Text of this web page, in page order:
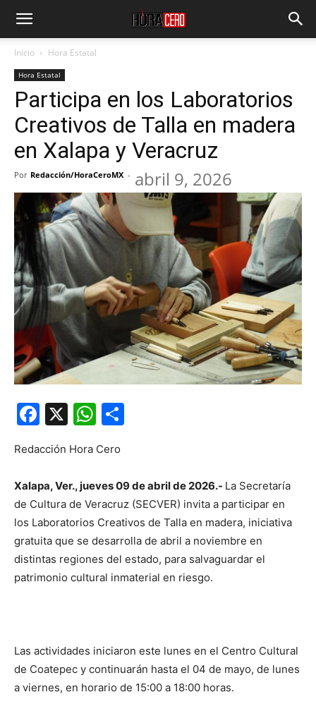
Inicio Hora Estatal
Hora Estatal
Participa en los Laboratorios
Creativos de Talla en madera
en Xalapa y Veracruz
Por Redacción/HoraCeroMX - abril 9, 2026
Facebook
X WhatsApp
Redacción Hora Cero
Xalapa, Ver., jueves 09 de abril de 2026.- La Secretaría
de Cultura de Veracruz (SECVER) invita a participar en
los Laboratorios Creativos de Talla en madera, iniciativa
gratuita que se desarrolla de abril a noviembre en
distintas regiones del estado, para salvaguardar el
patrimonio cultural inmaterial en riesgo.
Las actividades iniciaron este lunes en el Centro Cultural
de Coatepec y continuarán hasta el 04 de mayo, de lunes
a viernes, en horario de 15:00 a 18:00 horas.